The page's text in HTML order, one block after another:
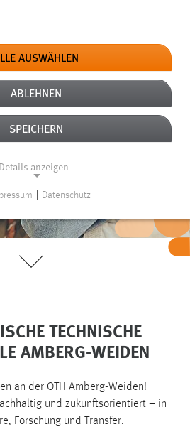
TECHNISCHE
AMBERG-WEIDEN
an der OTH Amberg-Weiden!
und zukunftsorientiert – in
Forschung und Transfer.
AUSWÄHLEN
ABLEHNEN
SPEICHERN
Details anzeigen
ermöglichen grundlegende
die ausgewählten Einverständnis-
Datenschutz